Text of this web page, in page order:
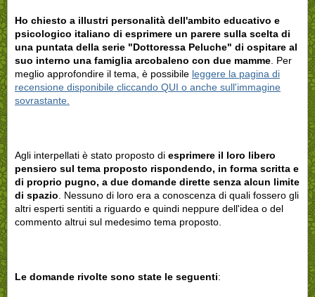
Ho chiesto a illustri personalità dell'ambito educativo e
psicologico italiano di esprimere un parere sulla scelta di
una puntata della serie "Dottoressa Peluche" di ospitare al
suo interno una famiglia arcobaleno con due mamme . Per
meglio approfondire il tema, è possibile leggere la pagina di
recensione disponibile cliccando QUI o anche sull'immagine
sovrastante.
Agli interpellati è stato proposto di esprimere il loro libero
pensiero sul tema proposto rispondendo, in forma scritta e
di proprio pugno, a due domande dirette senza alcun limite
di spazio . Nessuno di loro era a conoscenza di quali fossero gli
altri esperti sentiti a riguardo e quindi neppure dell'idea o del
commento altrui sul medesimo tema proposto.
Le domande rivolte sono state le seguenti: